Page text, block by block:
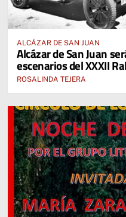
ALCÁZAR DE SAN JUAN
Alcázar de San Juan
escenarios del XXXII
ROSALINDA TEJERA